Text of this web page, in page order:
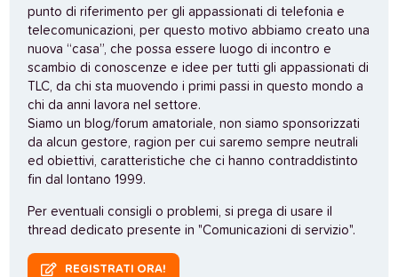
punto di riferimento per gli appassionati di telefonia e
telecomunicazioni, per questo motivo abbiamo creato una
nuova “casa”, che possa essere luogo di incontro e
scambio di conoscenze e idee per tutti gli appassionati di
TLC, da chi sta muovendo i primi passi in questo mondo a
chi da anni lavora nel settore.
Siamo un blog/forum amatoriale, non siamo sponsorizzati
da alcun gestore, ragion per cui saremo sempre neutrali
ed obiettivi, caratteristiche che ci hanno contraddistinto
fin dal lontano 1999.
Per eventuali consigli o problemi, si prega di usare il
thread dedicato presente in "Comunicazioni di servizio".
REGISTRATI ORA!